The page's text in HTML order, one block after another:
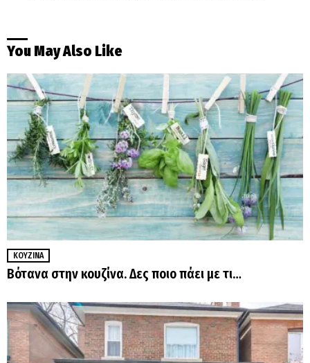
You May Also Like
ΚΟΥΖΊΝΑ
Βότανα στην κουζίνα. Δες ποιο πάει με τι…